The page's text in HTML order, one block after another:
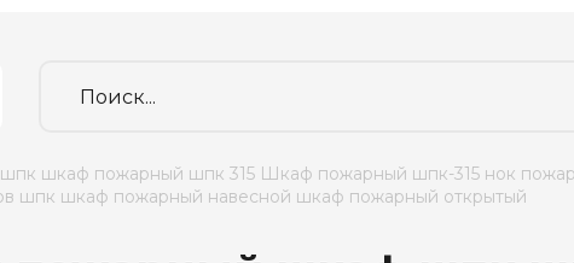
шкаф пожарный шпк 315 Шкаф пожарный шпк-315 нок
шпк шкаф пожарный навесной шкаф пожарный открытый